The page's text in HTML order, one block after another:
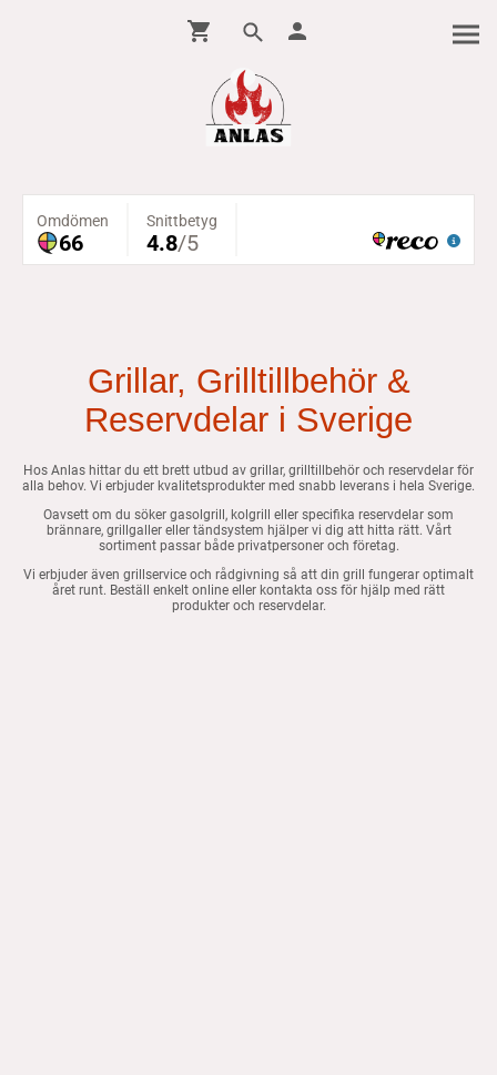
Grillar, Grilltillbehör &
Reservdelar i Sverige
Hos Anlas hittar du ett brett utbud av grillar, grilltillbehör och reservdelar för
alla behov. Vi erbjuder kvalitetsprodukter med snabb leverans i hela Sverige.
Oavsett om du söker gasolgrill, kolgrill eller specifika reservdelar som
brännare, grillgaller eller tändsystem hjälper vi dig att hitta rätt. Vårt
sortiment passar både privatpersoner och företag.
Vi erbjuder även grillservice och rådgivning så att din grill fungerar optimalt
året runt. Beställ enkelt online eller kontakta oss för hjälp med rätt
produkter och reservdelar.